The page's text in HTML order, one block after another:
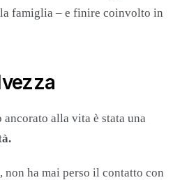
famiglia – e finire coinvolto in
alla vita è stata una
ha mai perso il contatto con